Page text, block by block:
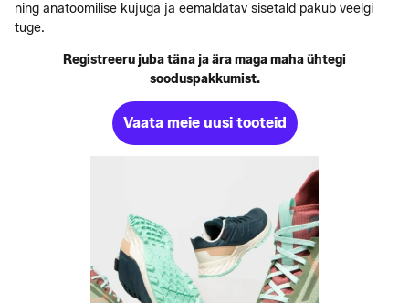
ning anatoomilise kujuga ja eemaldatav sisetald pakub veelgi
tuge.
Registreeru juba täna ja ära maga maha ühtegi
sooduspakkumist.
Vaata meie uusi tooteid